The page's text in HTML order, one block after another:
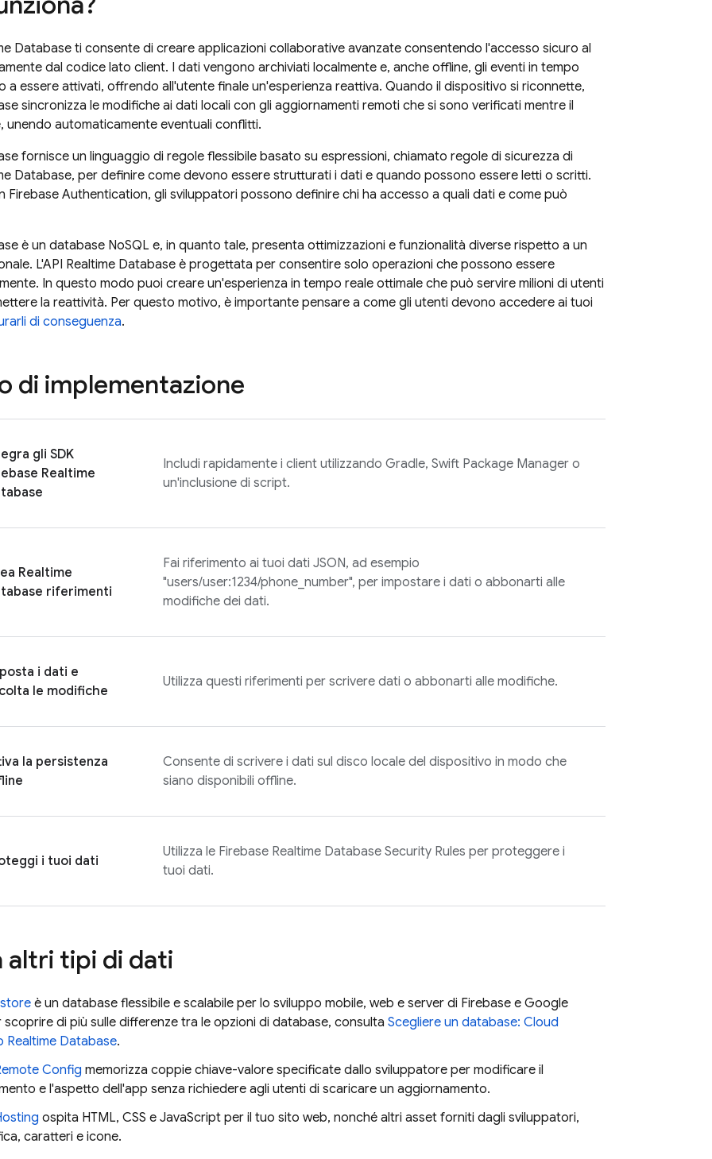
Databaseti consente di creare applicazioni collaborative avanzate consentendo l'accesso sicuro al
dal codice lato client. I dati vengono archiviati localmente e, anche offline, gli eventi in tempo
a essere attivati, offrendo all'utente finale un'esperienza reattiva. Quando il dispositivo si riconnette,
sincronizza le modifiche ai dati locali con gli aggiornamenti remoti che si sono verificati mentre il
unendo automaticamente eventuali conflitti.
fornisce un linguaggio di regole flessibile basato su espressioni, chiamato regole di sicurezza di
Database, per definire come devono essere strutturati i dati e quando possono essere letti o scritti.
Firebase Authentication, gli sviluppatori possono definire chi ha accesso a quali dati e come può
è un database NoSQL e, in quanto tale, presenta ottimizzazioni e funzionalità diverse rispetto a un
L'API Realtime Database è progettata per consentire solo operazioni che possono essere
In questo modo puoi creare un'esperienza in tempo reale ottimale che può servire milioni di utenti
la reattività. Per questo motivo, è importante pensare a come gli utenti devono accedere ai tuoi
di conseguenza.
di implementazione
gli SDK
Realtime
Includi rapidamente i client utilizzando Gradle, Swift Package Manager o
un'inclusione di script.
Realtime
riferimenti
Fai riferimento ai tuoi dati JSON, ad esempio
"users/user:1234/phone_number", per impostare i dati o abbonarti alle
modifiche dei dati.
i dati e
le modifiche
Utilizza questi riferimenti per scrivere dati o abbonarti alle modifiche.
la persistenza
Consente di scrivere i dati sul disco locale del dispositivo in modo che
siano disponibili offline.
i tuoi dati
Utilizza le Firebase Realtime Database Security Rules per proteggere i
tuoi dati.
altri tipi di dati
è un database flessibile e scalabile per lo sviluppo mobile, web e server di Firebase e Google
scoprire di più sulle differenze tra le opzioni di database, consulta Scegliere un database: Cloud
Realtime Database.
Config memorizza coppie chiave-valore specificate dallo sviluppatore per modificare il
e l'aspetto dell'app senza richiedere agli utenti di scaricare un aggiornamento.
ospita HTML, CSS e JavaScript per il tuo sito web, nonché altri asset forniti dagli sviluppatori,
caratteri e icone.